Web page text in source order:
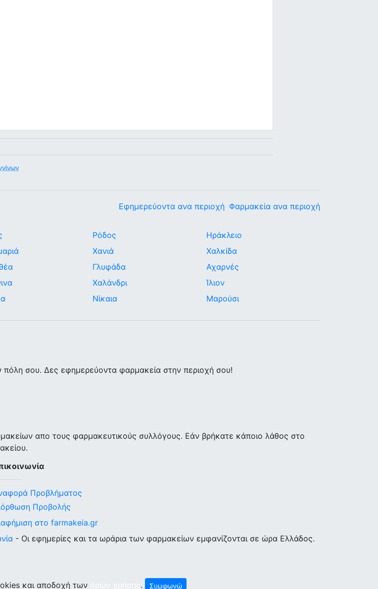
Φαρμακεία ανα περιοχή
Εφημερεύοντα ανα περιοχή
Ρόδος
Χανιά
Γλυφάδα
Χαλάνδρι
Νίκαια
Ηράκλειο
Χαλκίδα
Αχαρνές
Ίλιον
Μαρούσι
σου. Δες εφημερεύοντα φαρμακεία στην περιοχή σου!
απο τους φαρμακευτικούς συλλόγους. Εάν βρήκατε κάποιο λάθος στο
Προβλήματος
Προβολής
στο farmakeia.gr
- Οι εφημερίες και τα ωράρια των φαρμακείων εμφανίζονται σε ώρα Ελλάδος.
και αποδοχή των . Συμφωνώ